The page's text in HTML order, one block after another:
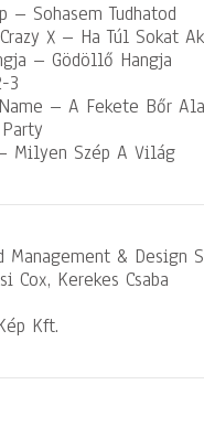
– Sohasem Tudhatod
X – Ha Túl Sokat
– Gödöllő Hangja
3
– A Fekete Bőr
Milyen Szép A Világ
Management & Design
Cox, Kerekes Csaba
Kft.